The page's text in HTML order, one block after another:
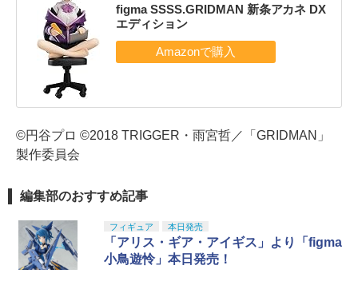
figma SSSS.GRIDMAN 新条アカネ DX
エディション
©円谷プロ ©2018 TRIGGER・雨宮哲／「GRIDMAN」
製作委員会
編集部のおすすめ記事
フィギュア 本日発売
「アリス・ギア・アイギス」より「figma
小鳥遊怜」本日発売！